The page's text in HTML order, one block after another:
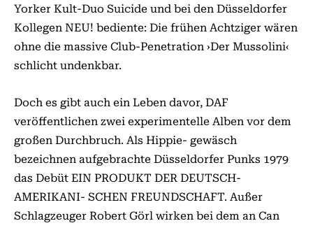
Yorker Kult-Duo Suicide und bei den Düsseldorfer
Kollegen NEU! bediente: Die frühen Achtziger wären
ohne die massive Club-Penetration ›Der Mussolini‹
schlicht undenkbar.
Doch es gibt auch ein Leben davor, DAF
veröffentlichen zwei experimentelle Alben vor dem
großen Durchbruch. Als Hippie- gewäsch
bezeichnen aufgebrachte Düsseldorfer Punks 1979
das Debüt EIN PRODUKT DER DEUTSCH-
AMERIKANI- SCHEN FREUNDSCHAFT. Außer
Schlagzeuger Robert Görl wirken bei dem an Can